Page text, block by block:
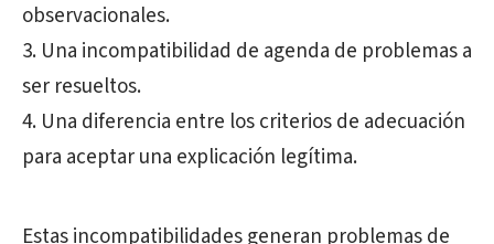
observacionales.
Una incompatibilidad de agenda de problemas a
ser resueltos.
Una diferencia entre los criterios de adecuación
para aceptar una explicación legítima.
Estas incompatibilidades generan problemas de